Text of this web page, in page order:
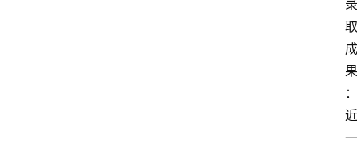
录
取
成
果
：
近
一